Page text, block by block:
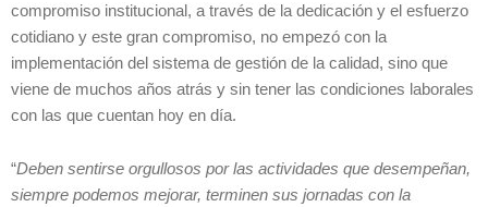
compromiso institucional, a través de la dedicación y el esfuerzo
cotidiano y este gran compromiso, no empezó con la
implementación del sistema de gestión de la calidad, sino que
viene de muchos años atrás y sin tener las condiciones laborales
con las que cuentan hoy en día.
“Deben sentirse orgullosos por las actividades que desempeñan,
siempre podemos mejorar, terminen sus jornadas con la